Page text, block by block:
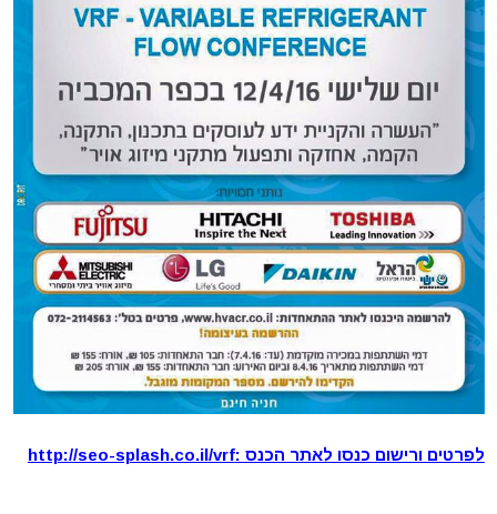
לפרטים ורישום כנסו לאתר הכנס :http://seo-splash.co.il/vrf